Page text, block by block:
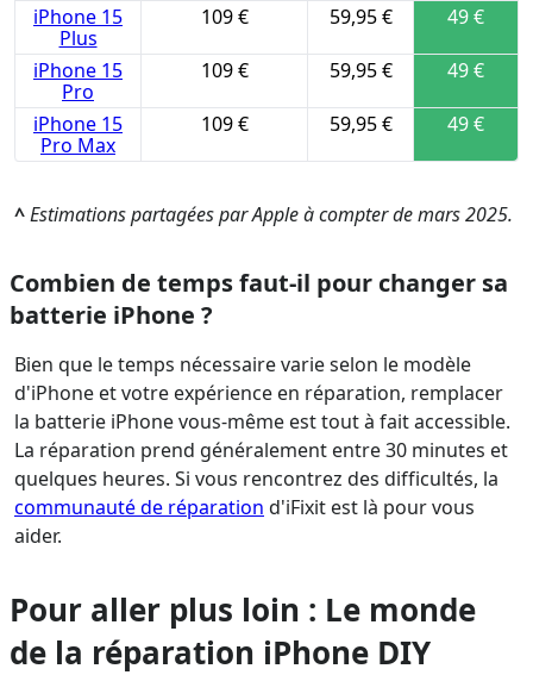
iPhone 15
Plus
109 € 59,95 € 49 €
iPhone 15
Pro
109 € 59,95 € 49 €
iPhone 15
Pro Max
109 € 59,95 € 49 €
^Estimations partagées par Apple à compter de mars 2025.
Combien de temps faut-il pour changer sa
batterie iPhone ?
Bien que le temps nécessaire varie selon le modèle
d'iPhone et votre expérience en réparation, remplacer
la batterie iPhone vous-même est tout à fait accessible.
La réparation prend généralement entre 30 minutes et
quelques heures. Si vous rencontrez des difficultés, la
communauté de réparation d'iFixit est là pour vous
aider.
Pour aller plus loin : Le monde
de la réparation iPhone DIY